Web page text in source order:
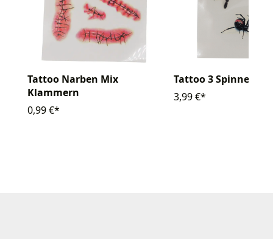
Tattoo Narben Mix
Klammern
0,99 €*
Tattoo 3 Spinnen
3,99 €*